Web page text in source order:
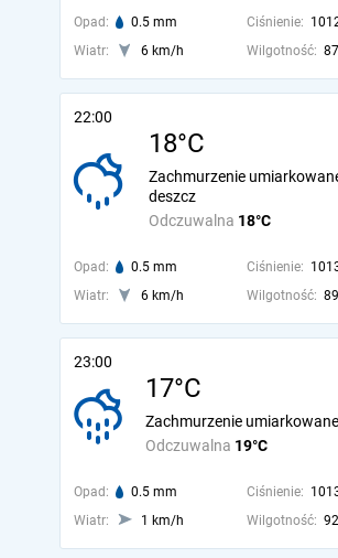
Opad: 0.5 mm Ciśnienie:
Wiatr:
6 km/h Wilgotność:
22:00
18°C
Odczuwalna 18°C
Zachmurzenie
deszcz
Opad: 0.5 mm Ciśnienie:
Wiatr:
6 km/h Wilgotność:
23:00
17°C
Odczuwalna 19°C
Zachmurzenie
Opad: 0.5 mm Ciśnienie:
Wiatr:
1 km/h Wilgotność: